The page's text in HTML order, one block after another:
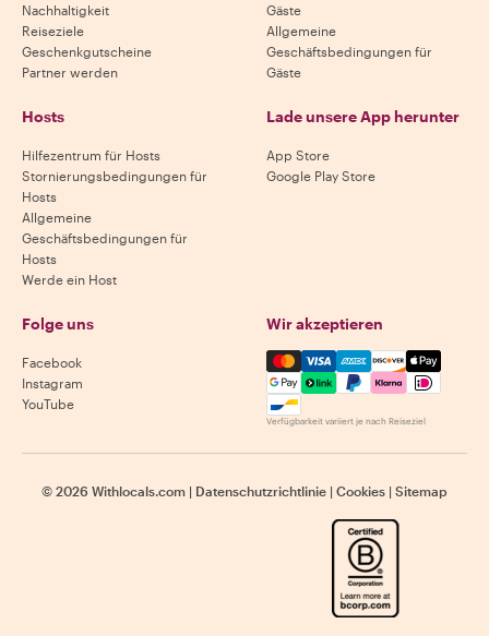
Nachhaltigkeit
Reiseziele
Geschenkgutscheine
Partner werden
Gäste
Allgemeine
Geschäftsbedingungen für
Gäste
Hosts
Hilfezentrum für Hosts
Stornierungsbedingungen für
Hosts
Allgemeine
Geschäftsbedingungen für
Hosts
Werde ein Host
Lade unsere App herunter
App Store
Google Play Store
Folge uns
Facebook
Instagram
YouTube
Wir akzeptieren
Mastercard, Visa, Amex,
Verfügbarkeit variiert je nach Reiseziel
© 2026 Withlocals.com | Datenschutzrichtlinie | Cookies | Sitemap